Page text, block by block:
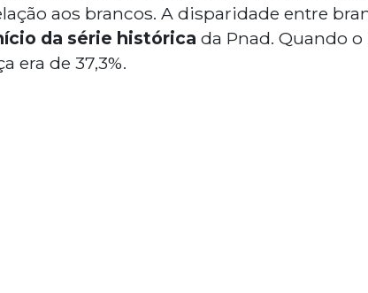
aos brancos. A disparidade entre
da série histórica da Pnad. Quando
era de 37,3%.